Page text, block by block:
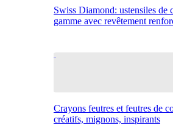
Swiss Diamond: ustensiles de
gamme avec revêtement
Crayons feutres et feutres de
créatifs, mignons, inspirants